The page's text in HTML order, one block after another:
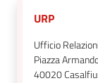
URP
Ufficio
Piazza
40020